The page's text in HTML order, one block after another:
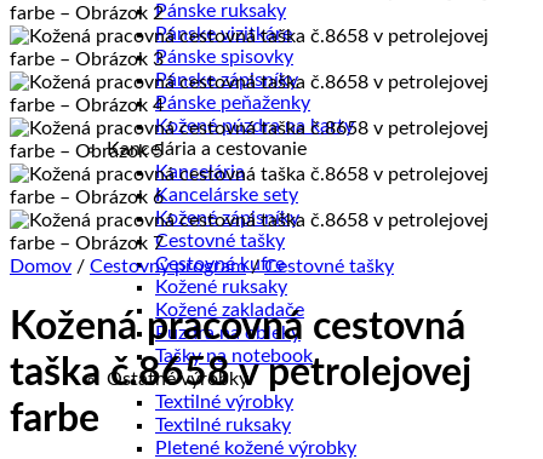
Pánske ruksaky
Pánske vizitkáre
Pánske spisovky
Pánske zápisníky
Pánske peňaženky
Kožené púzdra na karty
Kancelária a cestovanie
Kancelária
Kancelárske sety
Kožené zápisníky
Cestovné tašky
Cestovné kufre
Kožené ruksaky
Kožené zakladače
Púzdra na obleky
Tašky na notebook
Ostatné výrobky
Textilné výrobky
Textilné ruksaky
Pletené kožené výrobky
Domov / Cestovný program / Cestovné tašky
Kožená pracovná cestovná
taška č.8658 v petrolejovej
farbe